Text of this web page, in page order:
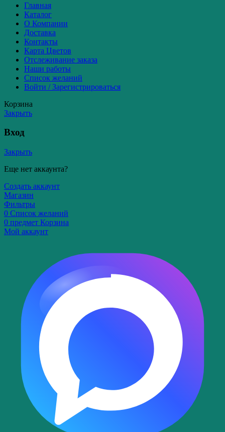
Главная
Каталог
О Компании
Доставка
Контакты
Карта Цветов
Отслеживание заказа
Наши работы
Список желаний
Войти / Зарегистрироваться
Корзина
Закрыть
Вход
Закрыть
Еще нет аккаунта?
Создать аккаунт
Магазин
Фильтры
0 Список желаний
0 предмет Корзина
Мой аккаунт